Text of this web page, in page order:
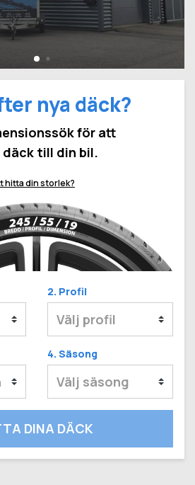
nya däck?
för att
till din bil.
hitta din storlek?
2. Profil
4. Säsong
DINA DÄCK